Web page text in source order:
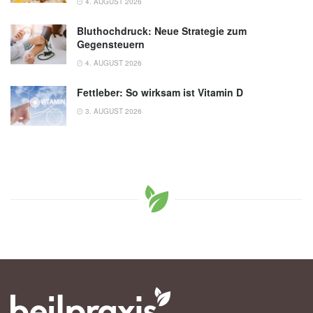
Bluthochdruck: Neue Strategie zum
Gegensteuern
4. AUGUST 2026
Fettleber: So wirksam ist Vitamin D
3. AUGUST 2026